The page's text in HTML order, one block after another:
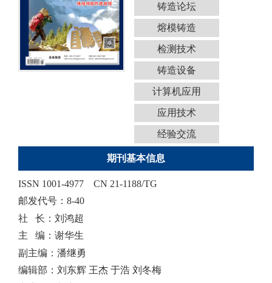
铸造论坛
熔模铸造
检测技术
铸造设备
计算机应用
应用技术
经验交流
期刊基本信息
ISSN 1001-4977 CN 21-1188/TG
邮发代号：8-40
社 长：刘鸿超
主 编：谢华生
副主编：潘继勇
编辑部：刘东辉 王杰 于浩 刘冬梅